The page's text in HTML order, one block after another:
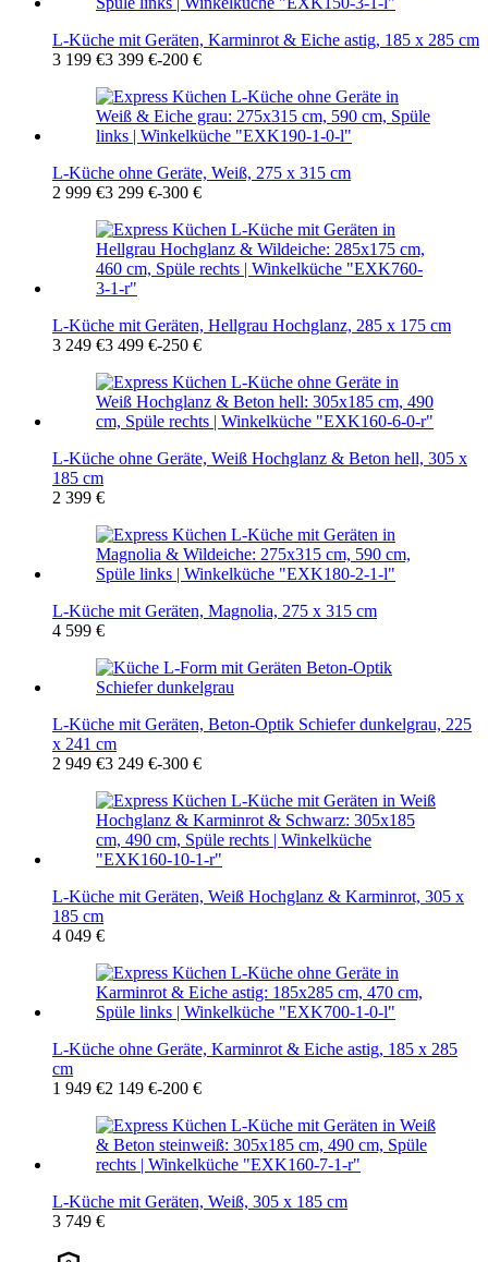
L-Küche mit Geräten, Karminrot & Eiche astig, 185 x 285 cm
3 199 €3 399 €-200 €
L-Küche ohne Geräte, Weiß, 275 x 315 cm
2 999 €3 299 €-300 €
L-Küche mit Geräten, Hellgrau Hochglanz, 285 x 175 cm
3 249 €3 499 €-250 €
L-Küche ohne Geräte, Weiß Hochglanz & Beton hell, 305 x
185 cm
2 399 €
L-Küche mit Geräten, Magnolia, 275 x 315 cm
4 599 €
L-Küche mit Geräten, Beton-Optik Schiefer dunkelgrau, 225
x 241 cm
2 949 €3 249 €-300 €
L-Küche mit Geräten, Weiß Hochglanz & Karminrot, 305 x
185 cm
4 049 €
L-Küche ohne Geräte, Karminrot & Eiche astig, 185 x 285
cm
1 949 €2 149 €-200 €
L-Küche mit Geräten, Weiß, 305 x 185 cm
3 749 €